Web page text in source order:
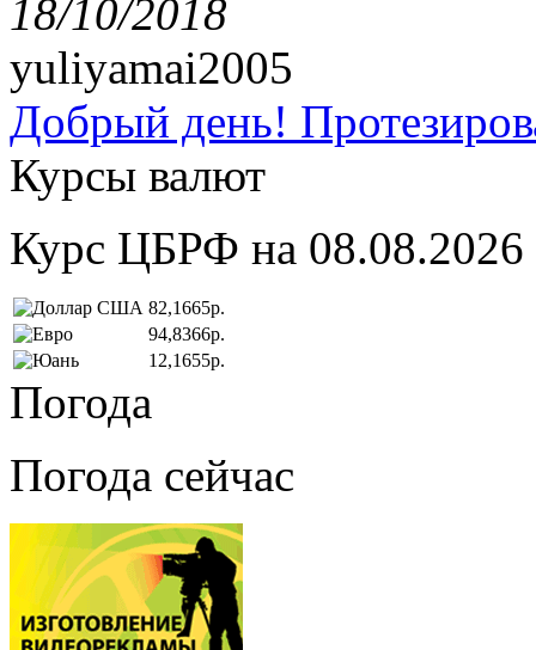
18/10/2018
yuliyamai2005
Добрый день!
Курсы валют
Курс ЦБРФ на 08.08.2026
82,1665р.
94,8366р.
12,1655р.
Погода
Погода сейчас